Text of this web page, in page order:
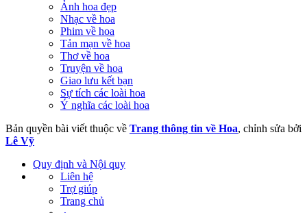
Ảnh hoa đẹp
Nhạc về hoa
Phim về hoa
Tản mạn về hoa
Thơ về hoa
Truyện về hoa
Giao lưu kết bạn
Sự tích các loài hoa
Ý nghĩa các loài hoa
Bản quyền bài viết thuộc về Trang thông tin về Hoa, chỉnh sửa bởi
Lê Vỹ
Quy định và Nội quy
Liên hệ
Trợ giúp
Trang chủ